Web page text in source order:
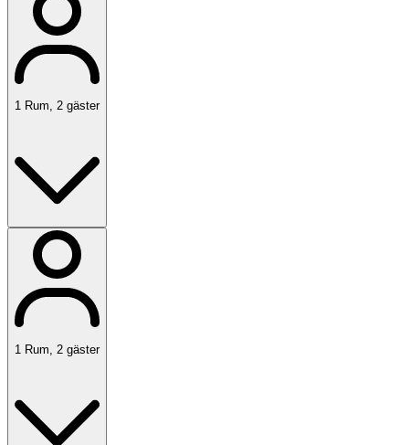
1 Rum, 2 gäster
1 Rum 2 gäster